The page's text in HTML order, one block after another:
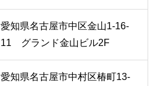
愛知県名古屋市中区金山1-16-
11 グランド金山ビル2F
愛知県名古屋市中村区椿町13-